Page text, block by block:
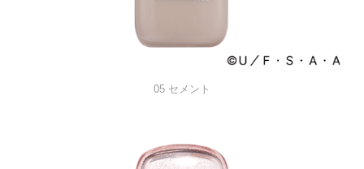
05 セメント